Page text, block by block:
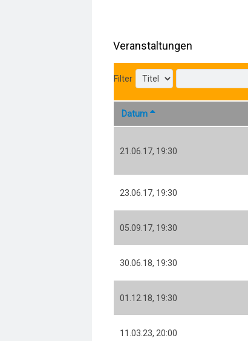
Veranstaltungen
Filter
Datum
21.06.17, 19:30
23.06.17, 19:30
05.09.17, 19:30
30.06.18, 19:30
01.12.18, 19:30
11.03.23, 20:00